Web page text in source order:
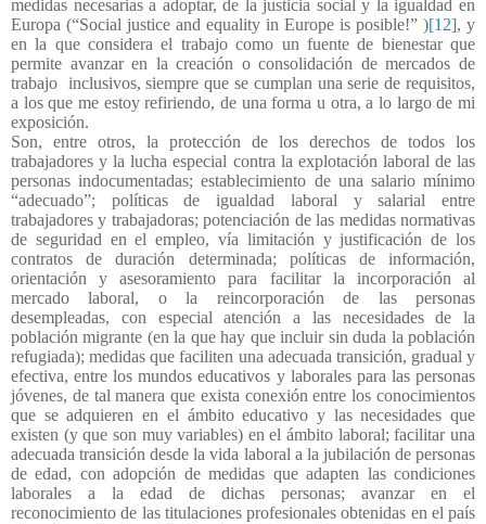
medidas necesarias a adoptar, de la justicia social y la igualdad en
Europa (“Social justice and equality in Europe is posible!” )[12], y
en la que considera el trabajo como un fuente de bienestar que
permite avanzar en la creación o consolidación de mercados de
trabajo inclusivos, siempre que se cumplan una serie de requisitos,
a los que me estoy refiriendo, de una forma u otra, a lo largo de mi
exposición.
Son, entre otros, la protección de los derechos de todos los
trabajadores y la lucha especial contra la explotación laboral de las
personas indocumentadas; establecimiento de una salario mínimo
“adecuado”; políticas de igualdad laboral y salarial entre
trabajadores y trabajadoras; potenciación de las medidas normativas
de seguridad en el empleo, vía limitación y justificación de los
contratos de duración determinada; políticas de información,
orientación y asesoramiento para facilitar la incorporación al
mercado laboral, o la reincorporación de las personas
desempleadas, con especial atención a las necesidades de la
población migrante (en la que hay que incluir sin duda la población
refugiada); medidas que faciliten una adecuada transición, gradual y
efectiva, entre los mundos educativos y laborales para las personas
jóvenes, de tal manera que exista conexión entre los conocimientos
que se adquieren en el ámbito educativo y las necesidades que
existen (y que son muy variables) en el ámbito laboral; facilitar una
adecuada transición desde la vida laboral a la jubilación de personas
de edad, con adopción de medidas que adapten las condiciones
laborales a la edad de dichas personas; avanzar en el
reconocimiento de las titulaciones profesionales obtenidas en el país